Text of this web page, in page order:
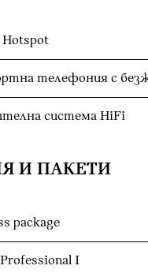
телефония с
система HiFi
И ПАКЕТИ
package
I